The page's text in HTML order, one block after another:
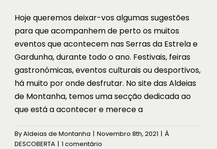
Hoje queremos deixar-vos algumas sugestões
para que acompanhem de perto os muitos
eventos que acontecem nas Serras da Estrela e
Gardunha, durante todo o ano. Festivais, feiras
gastronómicas, eventos culturais ou desportivos,
há muito por onde desfrutar. No site das Aldeias
de Montanha, temos uma secção dedicada ao
que está a acontecer e merece a
ByAldeias de Montanha | Novembro 8th, 2021 | À
DESCOBERTA | 1 comentário
Uma escapadinha para… trabalhar!
À DESCOBERTA